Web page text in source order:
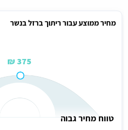
מחיר ממוצע עבור ריתוך ברזל בנשר
375 ₪
טווח מחיר גבוה